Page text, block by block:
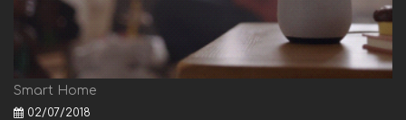
Smart Home
02/07/2018